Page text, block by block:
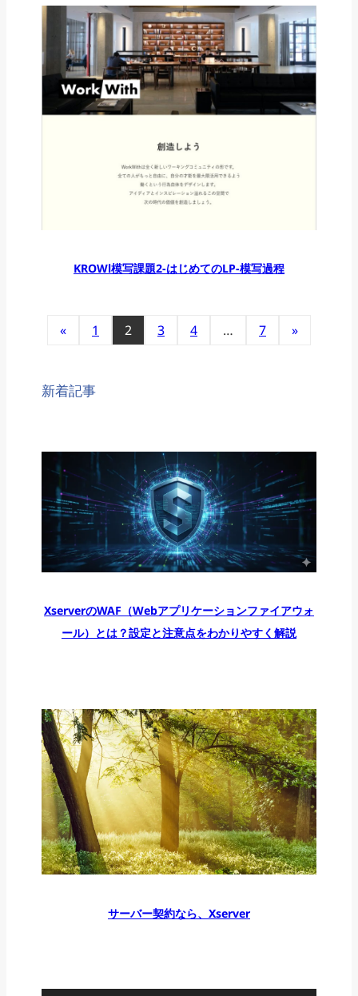
KROWl模写課題2-はじめてのLP-模写過程
« 1 2 3 4 … 7 »
新着記事
XserverのWAF（Webアプリケーションファイアウォ
ール）とは？設定と注意点をわかりやすく解説
サーバー契約なら、Xserver